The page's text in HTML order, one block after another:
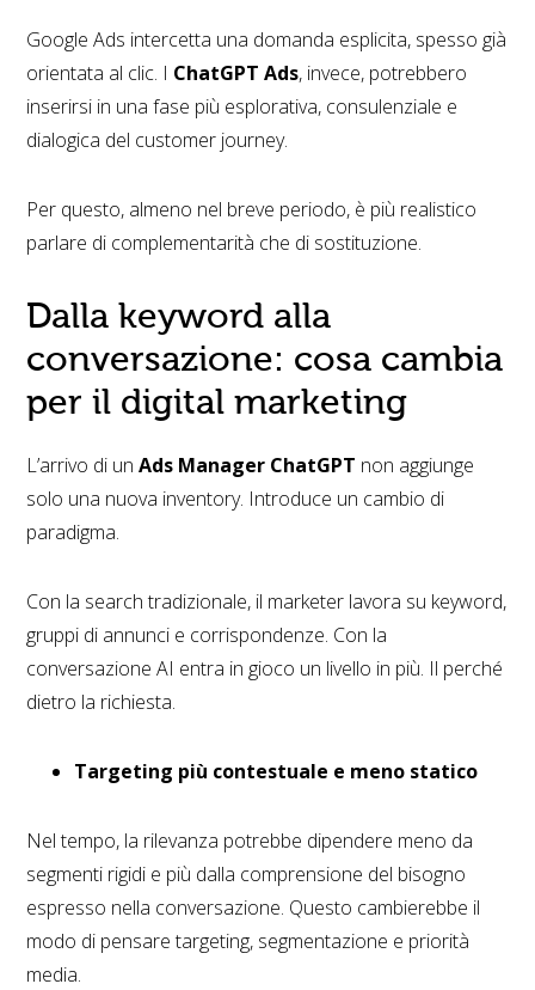
Google Ads intercetta una domanda esplicita, spesso già
orientata al clic. I ChatGPT Ads, invece, potrebbero
inserirsi in una fase più esplorativa, consulenziale e
dialogica del customer journey.
Per questo, almeno nel breve periodo, è più realistico
parlare di complementarità che di sostituzione.
Dalla keyword alla
conversazione: cosa cambia
per il digital marketing
L’arrivo di unAds Manager ChatGPT non aggiunge
solo una nuova inventory. Introduce un cambio di
paradigma.
Con la search tradizionale, il marketer lavora su keyword,
gruppi di annunci e corrispondenze. Con la
conversazione AI entra in gioco un livello in più. Il perché
dietro la richiesta.
Targeting più contestuale e meno statico
Nel tempo, la rilevanza potrebbe dipendere meno da
segmenti rigidi e più dalla comprensione del bisogno
espresso nella conversazione. Questo cambierebbe il
modo di pensare targeting, segmentazione e priorità
media.